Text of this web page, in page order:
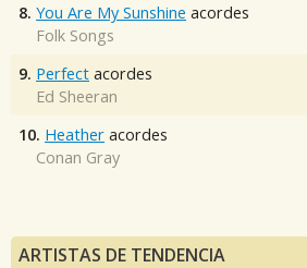
8. You Are My Sunshine acordes
Folk Songs
9. Perfect acordes
Ed Sheeran
10. Heather acordes
Conan Gray
ARTISTAS DE TENDENCIA